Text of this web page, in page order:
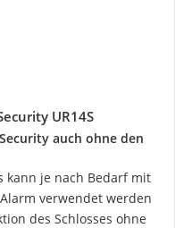
UR14S
auch ohne den
kann je nach Bedarf mit
verwendet werden
des Schlosses ohne